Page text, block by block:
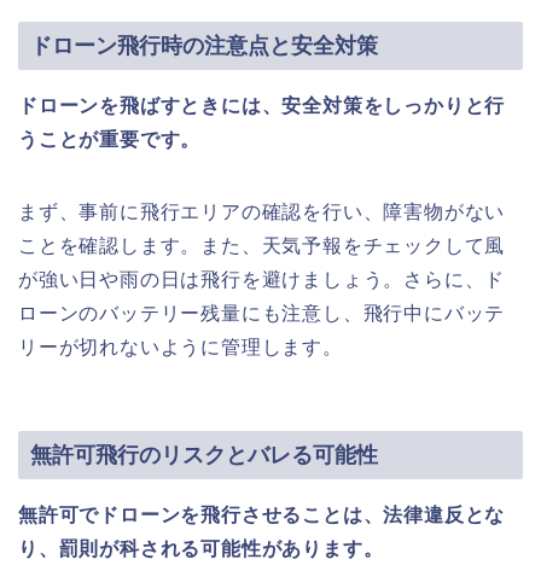
ドローン飛行時の注意点と安全対策
ドローンを飛ばすときには、安全対策をしっかりと行
うことが重要です。
まず、事前に飛行エリアの確認を行い、障害物がない
ことを確認します。また、天気予報をチェックして風
が強い日や雨の日は飛行を避けましょう。さらに、ド
ローンのバッテリー残量にも注意し、飛行中にバッテ
リーが切れないように管理します。
無許可飛行のリスクとバレる可能性
無許可でドローンを飛行させることは、法律違反とな
り、罰則が科される可能性があります。